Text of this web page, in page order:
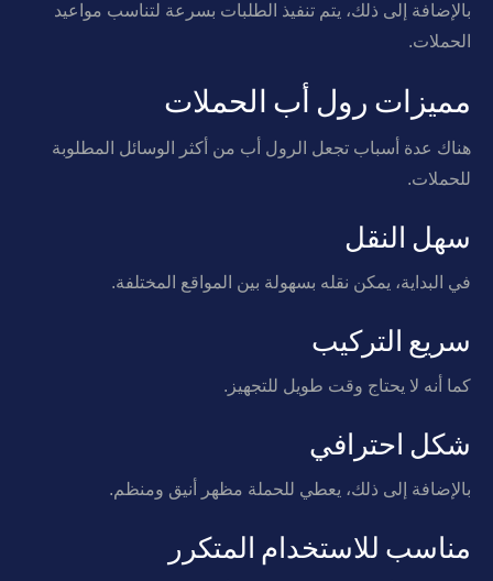
بالإضافة إلى ذلك، يتم تنفيذ الطلبات بسرعة لتناسب مواعيد
الحملات.
مميزات رول أب الحملات
هناك عدة أسباب تجعل الرول أب من أكثر الوسائل المطلوبة
للحملات.
سهل النقل
في البداية، يمكن نقله بسهولة بين المواقع المختلفة.
سريع التركيب
كما أنه لا يحتاج وقت طويل للتجهيز.
شكل احترافي
بالإضافة إلى ذلك، يعطي للحملة مظهر أنيق ومنظم.
مناسب للاستخدام المتكرر